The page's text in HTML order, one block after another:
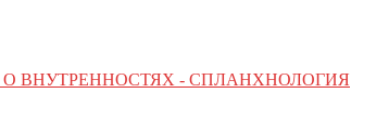
ВНУТРЕННОСТЯХ - СПЛАНХНОЛОГИЯ